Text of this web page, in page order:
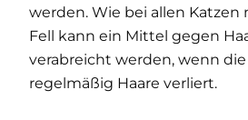
werden. Wie bei allen
Fell kann ein Mittel gegen
verabreicht werden, wenn die
regelmäßig Haare verliert.